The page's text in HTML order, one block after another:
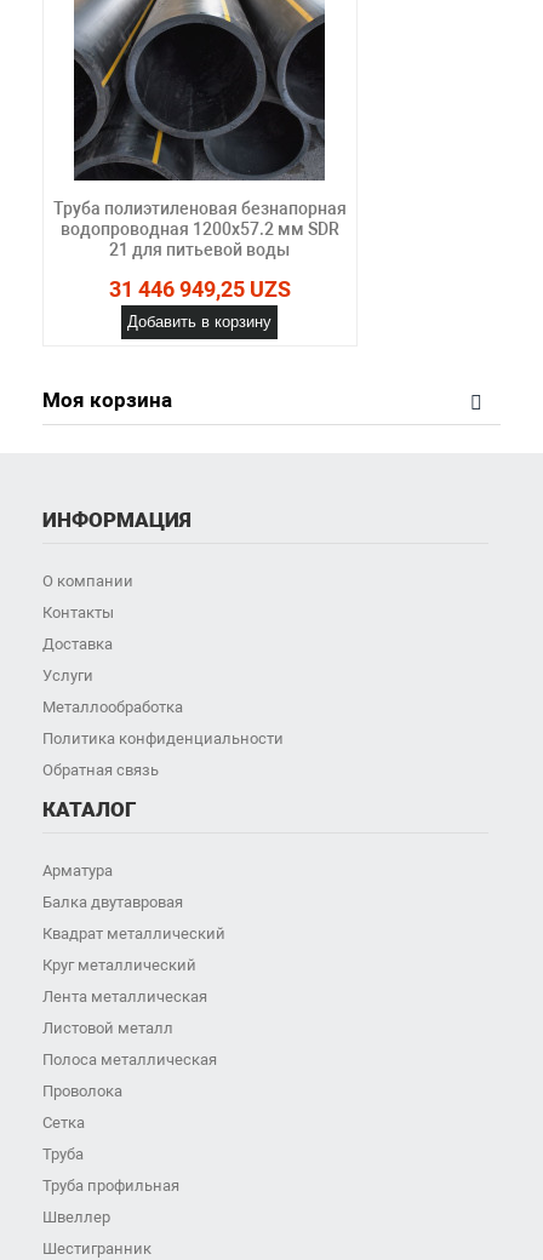
Труба полиэтиленовая безнапорная
водопроводная 1200х57.2 мм SDR
21 для питьевой воды
31 446 949,25 UZS
Добавить в корзину
Моя корзина
ИНФОРМАЦИЯ
О компании
Контакты
Доставка
Услуги
Металлообработка
Политика конфиденциальности
Обратная связь
КАТАЛОГ
Арматура
Балка двутавровая
Квадрат металлический
Круг металлический
Лента металлическая
Листовой металл
Полоса металлическая
Проволока
Сетка
Труба
Труба профильная
Швеллер
Шестигранник